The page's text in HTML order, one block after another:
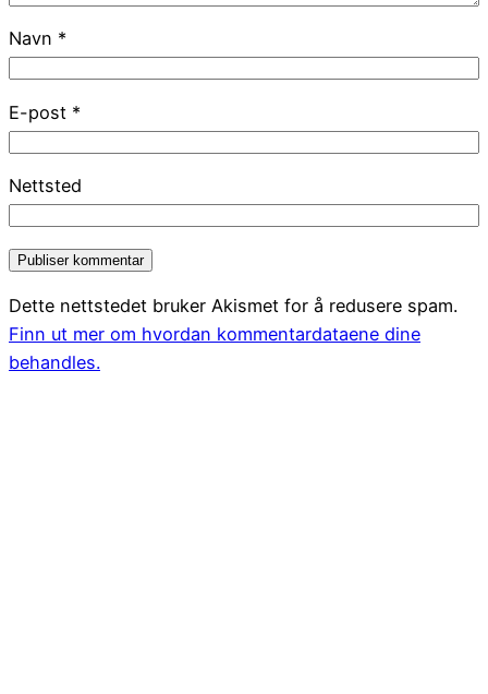
Navn *
E-post *
Nettsted
Dette nettstedet bruker Akismet for å redusere spam.
Finn ut mer om hvordan kommentardataene dine
behandles.